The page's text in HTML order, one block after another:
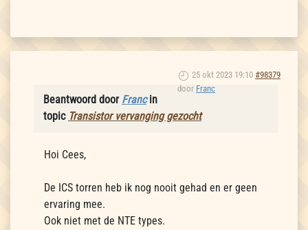
25 okt 2023 19:10 #98379
door Franc
Beantwoord door Francin
topic Transistor vervanging gezocht
Hoi Cees,
De ICS torren heb ik nog nooit gehad en er geen
ervaring mee.
Ook niet met de NTE types.